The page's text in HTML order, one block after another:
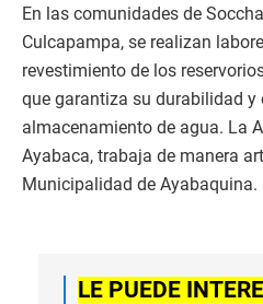
En las comunidades de
Culcapampa, se realizan
revestimiento de los
que garantiza su durabilidad
almacenamiento de agua. La
Ayabaca, trabaja de manera
Municipalidad de Ayabaquina.
LE PUEDE